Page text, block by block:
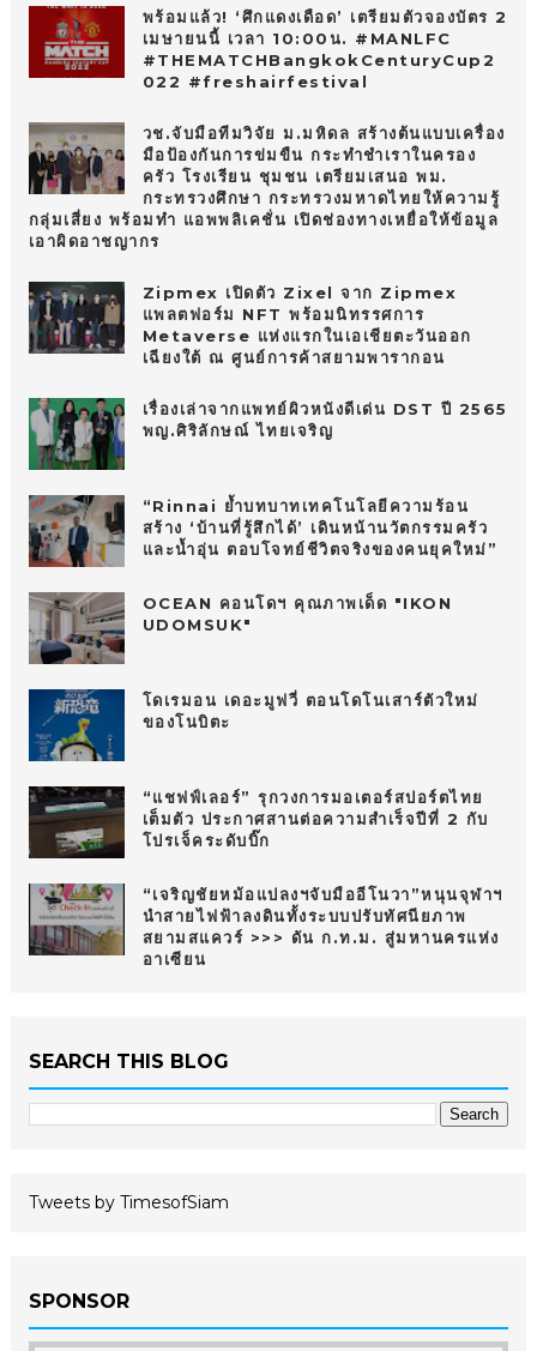
พร้อมแล้ว! ‘ศึกแดงเดือด’ เตรียมตัวจองบัตร 2
เมษายนนี้ เวลา 10:00น. #MANLFC
#THEMATCHBangkokCenturyCup2
022 #freshairfestival
วช.จับมือทีมวิจัย ม.มหิดล สร้างต้นแบบเครื่อง
มือป้องกันการข่มขืน กระทำชำเราในครอง
ครัว โรงเรียน ชุมชน เตรียมเสนอ พม.
กระทรวงศึกษา กระทรวงมหาดไทยให้ความรู้
กลุ่มเสี่ยง พร้อมทำ แอพพลิเคชั่น เปิดช่องทางเหยื่อให้ข้อมูล
เอาผิดอาชญากร
Zipmex เปิดตัว Zixel จาก Zipmex
แพลตฟอร์ม NFT พร้อมนิทรรศการ
Metaverse แห่งแรกในเอเชียตะวันออก
เฉียงใต้ ณ ศูนย์การค้าสยามพารากอน
เรื่องเล่าจากแพทย์ผิวหนังดีเด่น DST ปี 2565
พญ.ศิริลักษณ์ ไทยเจริญ
“Rinnai ย้ำบทบาทเทคโนโลยีความร้อน
สร้าง ‘บ้านที่รู้สึกได้’ เดินหน้านวัตกรรมครัว
และน้ำอุ่น ตอบโจทย์ชีวิตจริงของคนยุคใหม่”
OCEAN คอนโดฯ คุณภาพเด็ด "IKON
UDOMSUK"
โดเรมอน เดอะมูฟวี่ ตอนโดโนเสาร์ตัวใหม่
ของโนบิตะ
“แชฟฟ์เลอร์” รุกวงการมอเตอร์สปอร์ตไทย
เต็มตัว ประกาศสานต่อความสำเร็จปีที่ 2 กับ
โปรเจ็คระดับบิ๊ก
“เจริญชัยหม้อแปลงฯจับมืออีโนวา”หนุนจุฬาฯ
นำสายไฟฟ้าลงดินทั้งระบบปรับทัศนียภาพ
สยามสแควร์ >>> ดัน ก.ท.ม. สู่มหานครแห่ง
อาเซียน
SEARCH THIS BLOG
Tweets by TimesofSiam
SPONSOR